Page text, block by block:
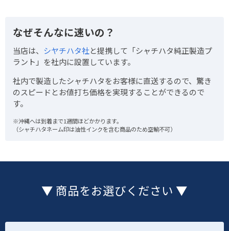
なぜそんなに速いの？
当店は、 シヤチハタ社と提携して「シャチハタ純正製造プ
ラント」を社内に設置しています。
社内で製造したシャチハタをお客様に直送するので、驚き
のスピードとお値打ち価格を実現することができるので
す。
※沖縄へは到着まで1週間ほどかかります。
（シャチハタネーム印は油性インクを含む商品のため空輸不可）
▼ 商品をお選びください ▼